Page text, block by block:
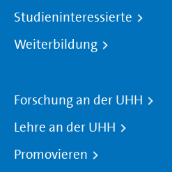
Studieninteressierte
Weiterbildung
Forschung an der UHH
Lehre an der UHH
Promovieren